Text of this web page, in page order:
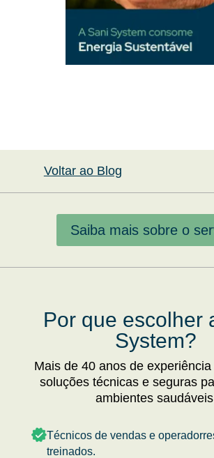
Voltar ao Blog
Saiba mais sobre o
Por que escolher
System?
Mais de 40 anos de
soluções técnicas e seguras
ambientes
Técnicos de vendas e
treinados.